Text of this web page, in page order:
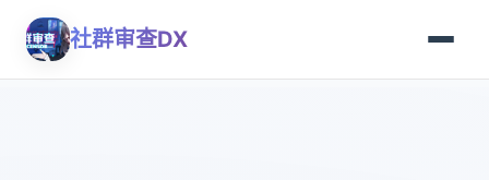
社群审查DX